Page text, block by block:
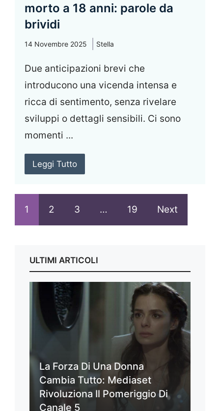
morto a 18 anni: parole da
brividi
14 Novembre 2025 Stella
Due anticipazioni brevi che
introducono una vicenda intensa e
ricca di sentimento, senza rivelare
sviluppi o dettagli sensibili. Ci sono
momenti ...
Leggi Tutto
1 2 3 … 19 Next
ULTIMI ARTICOLI
La Forza Di Una Donna
Cambia Tutto: Mediaset
Rivoluziona Il Pomeriggio Di
Canale 5